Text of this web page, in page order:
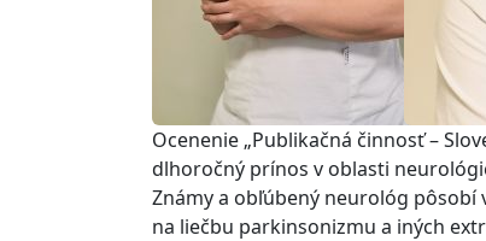
Ocenenie „Publikačná činnosť –
dlhoročný prínos v oblasti
Známy a obľúbený neurológ pôsobí
na liečbu parkinsonizmu a iných